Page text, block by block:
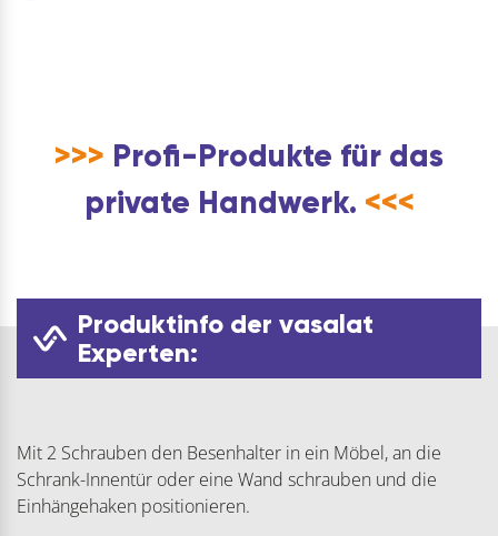
>>> Profi-Produkte für das
private Handwerk. <<<
Produktinfo der vasalat
Experten:
Mit 2 Schrauben den Besenhalter in ein Möbel, an die
Schrank-Innentür oder eine Wand schrauben und die
Einhängehaken positionieren.